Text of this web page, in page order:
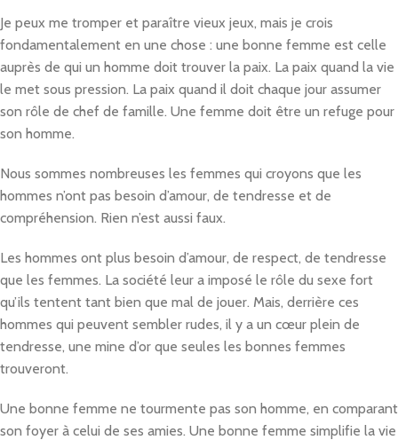
Je peux me tromper et paraître vieux jeux, mais je crois
fondamentalement en une chose : une bonne femme est celle
auprès de qui un homme doit trouver la paix. La paix quand la vie
le met sous pression. La paix quand il doit chaque jour assumer
son rôle de chef de famille. Une femme doit être un refuge pour
son homme.
Nous sommes nombreuses les femmes qui croyons que les
hommes n’ont pas besoin d’amour, de tendresse et de
compréhension. Rien n’est aussi faux.
Les hommes ont plus besoin d’amour, de respect, de tendresse
que les femmes. La société leur a imposé le rôle du sexe fort
qu’ils tentent tant bien que mal de jouer. Mais, derrière ces
hommes qui peuvent sembler rudes, il y a un cœur plein de
tendresse, une mine d’or que seules les bonnes femmes
trouveront.
Une bonne femme ne tourmente pas son homme, en comparant
son foyer à celui de ses amies. Une bonne femme simplifie la vie